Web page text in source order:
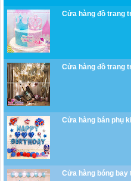
Cửa hàng đồ trang
Cửa hàng đồ trang
Cửa hàng bán phụ
Cửa hàng bóng bay